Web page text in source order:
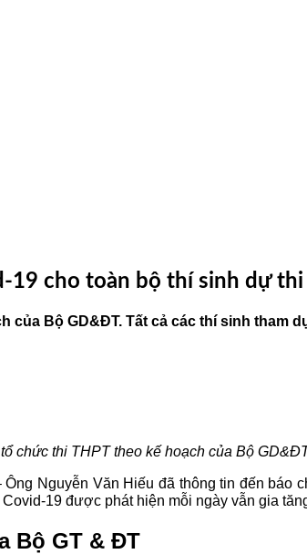
19 cho toàn bộ thí sinh dự thi
của Bộ GD&ĐT. Tất cả các thí sinh
chức thi THPT theo kế hoạch của Bộ
Nguyễn Văn Hiếu đã thông tin đến
19 được phát hiện mỗi ngày vẫn gia
Bộ GT & ĐT